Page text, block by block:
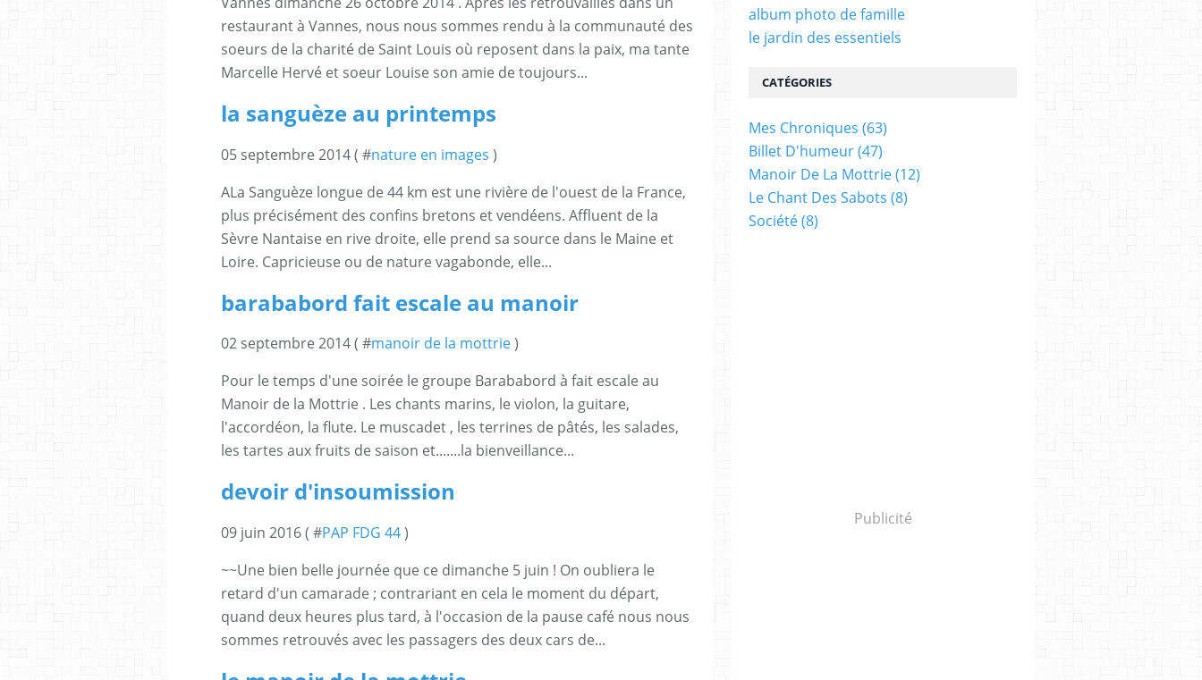
restaurant à Vannes, nous nous sommes rendu à la communauté des
soeurs de la charité de Saint Louis où reposent dans la paix, ma tante
Marcelle Hervé et soeur Louise son amie de toujours...
la sanguèze au printemps
05 septembre 2014 ( #nature en images )
ALa Sanguèze longue de 44 km est une rivière de l'ouest de la France,
plus précisément des confins bretons et vendéens. Affluent de la
Sèvre Nantaise en rive droite, elle prend sa source dans le Maine et
Loire. Capricieuse ou de nature vagabonde, elle...
barababord fait escale au manoir
02 septembre 2014 ( #manoir de la mottrie)
Pour le temps d'une soirée le groupe Barababord à fait escale au
Manoir de la Mottrie . Les chants marins, le violon, la guitare,
l'accordéon, la flute. Le muscadet , les terrines de pâtés, les salades,
les tartes aux fruits de saison et.......la bienveillance...
devoir d'insoumission
09 juin 2016 ( #PAP FDG 44)
~~Une bien belle journée que ce dimanche 5 juin ! On oubliera le
retard d'un camarade ; contrariant en cela le moment du départ,
quand deux heures plus tard, à l'occasion de la pause café nous nous
sommes retrouvés avec les passagers des deux cars de...
album photo de famille
le jardin des essentiels
CATÉGORIES
Mes Chroniques (63)
Billet D'humeur(47)
Manoir De La Mottrie(12)
Le Chant Des Sabots (8)
Société(8)
Publicité